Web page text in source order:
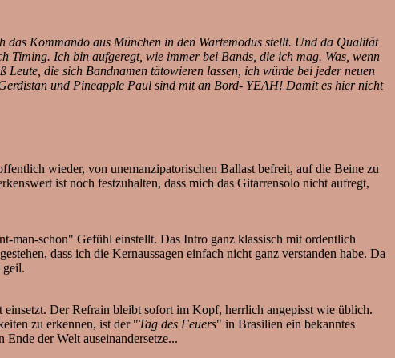
Kommando aus München in den Wartemodus stellt. Und da Qualität
Timing. Ich bin aufgeregt, wie immer bei Bands, die ich mag. Was, wenn
die sich Bandnamen tätowieren lassen, ich würde bei jeder neuen
und Pineapple Paul sind mit an Bord- YEAH! Damit es hier nicht
wieder, von unemanzipatorischen Ballast befreit, auf die Beine zu
ist noch festzuhalten, dass mich das Gitarrensolo nicht aufregt,
man-schon" Gefühl einstellt. Das Intro ganz klassisch mit ordentlich
dass ich die Kernaussagen einfach nicht ganz verstanden habe. Da
geil.
Der Refrain bleibt sofort im Kopf, herrlich angepisst wie üblich.
zu erkennen, ist der "Tag des Feuers" in Brasilien ein bekanntes
der Welt auseinandersetze...